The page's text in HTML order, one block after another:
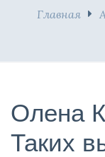
Главная
Олена
Таких